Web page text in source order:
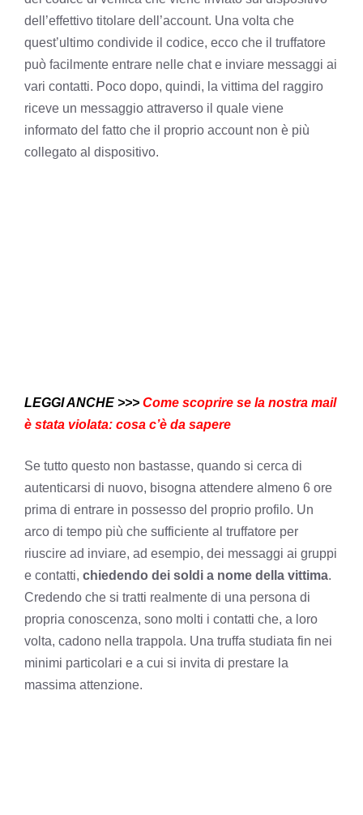
dell’effettivo titolare dell’account. Una volta che
quest’ultimo condivide il codice, ecco che il truffatore
può facilmente entrare nelle chat e inviare messaggi ai
vari contatti. Poco dopo, quindi, la vittima del raggiro
riceve un messaggio attraverso il quale viene
informato del fatto che il proprio account non è più
collegato al dispositivo.
LEGGI ANCHE >>> Come scoprire se la nostra mail
è stata violata: cosa c’è da sapere
Se tutto questo non bastasse, quando si cerca di
autenticarsi di nuovo, bisogna attendere almeno 6 ore
prima di entrare in possesso del proprio profilo. Un
arco di tempo più che sufficiente al truffatore per
riuscire ad inviare, ad esempio, dei messaggi ai gruppi
e contatti, chiedendo dei soldi a nome della vittima.
Credendo che si tratti realmente di una persona di
propria conoscenza, sono molti i contatti che, a loro
volta, cadono nella trappola. Una truffa studiata fin nei
minimi particolari e a cui si invita di prestare la
massima attenzione.